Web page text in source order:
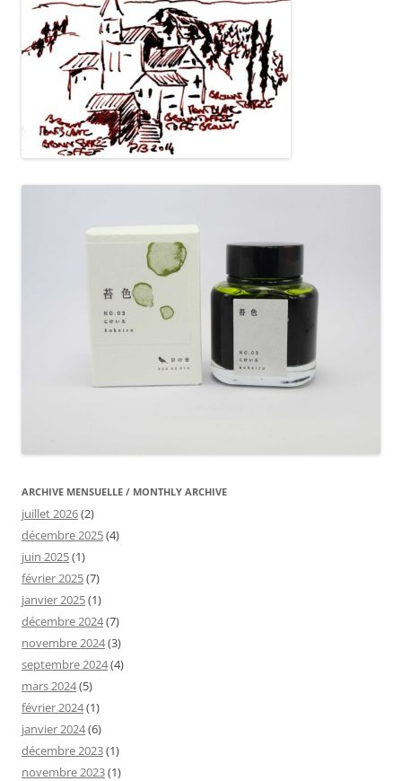
ARCHIVE MENSUELLE / MONTHLY ARCHIVE
juillet 2026(2)
décembre 2025(4)
juin 2025(1)
février 2025(7)
janvier 2025(1)
décembre 2024(7)
novembre 2024(3)
septembre 2024(4)
mars 2024(5)
février 2024(1)
janvier 2024(6)
décembre 2023(1)
novembre 2023(1)